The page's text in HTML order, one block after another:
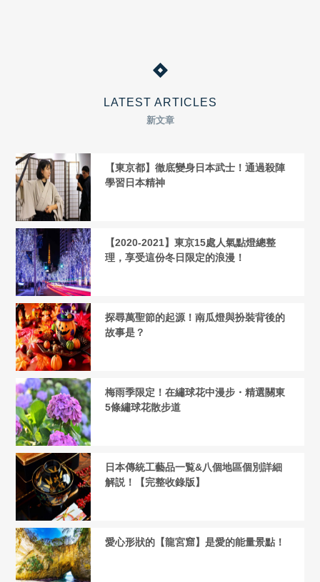
LATEST ARTICLES
新文章
【東京都】徹底變身日本武士！通過殺陣
學習日本精神
【2020-2021】東京15處人氣點燈總整
理，享受這份冬日限定的浪漫！
探尋萬聖節的起源！南瓜燈與扮裝背後的
故事是？
梅雨季限定！在繡球花中漫步・精選關東
5條繡球花散步道
日本傳統工藝品一覧&八個地區個別詳細
解説！【完整收錄版】
愛心形狀的【龍宮窟】是愛的能量景點！